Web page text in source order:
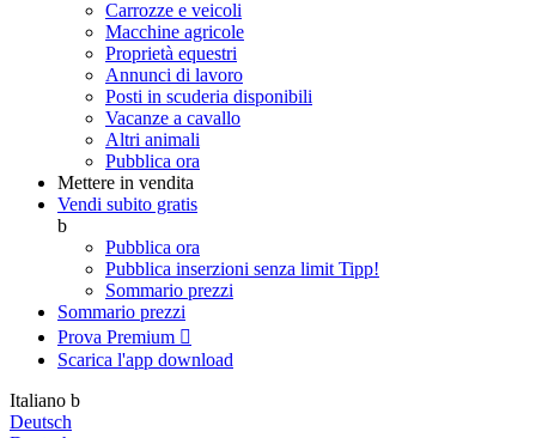
Carrozze e veicoli
Macchine agricole
Proprietà equestri
Annunci di lavoro
Posti in scuderia disponibili
Vacanze a cavallo
Altri animali
Pubblica ora
Mettere in vendita
Vendi subito gratis
b
Pubblica ora
Pubblica inserzioni senza limit Tipp!
Sommario prezzi
Sommario prezzi
Prova Premium 
Scarica l'app download
Italiano b
Deutsch